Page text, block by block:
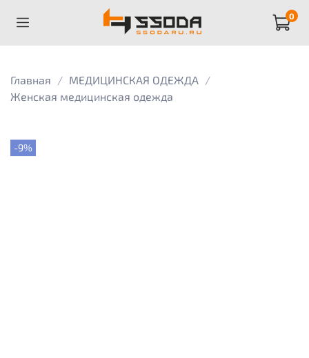
0
Главная
МЕДИЦИНСКАЯ ОДЕЖДА
Женская медицинская одежда
-9%